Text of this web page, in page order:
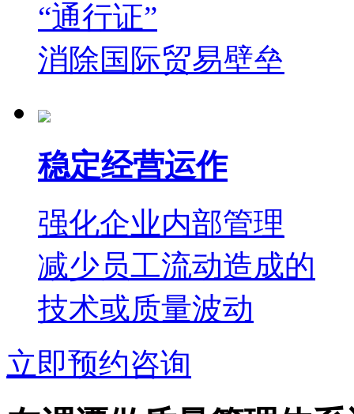
“通行证”
消除国际贸易壁垒
稳定经营运作
强化企业内部管理
减少员工流动造成的
技术或质量波动
立即预约咨询